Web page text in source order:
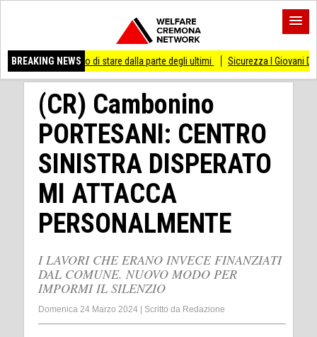
BREAKING NEWS
di stare dalla parte degli ultimi Sicurezza I Giovani Democratici
(CR) Cambonino
PORTESANI: CENTRO
SINISTRA DISPERATO
MI ATTACCA
PERSONALMENTE
I LAVORI CHE ERANO INVECE FINANZIATI
DAL COMUNE. NUOVO MODO PER
IMPORMI IL SILENZIO
Domenica 24 Marzo 2024 Scritto da Redazione